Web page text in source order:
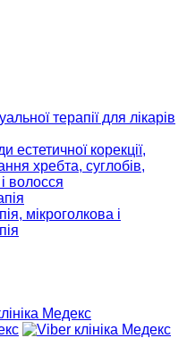
терапії для лікарів
естетичної корекції,
хребта, суглобів,
волосся
мікроголкова і